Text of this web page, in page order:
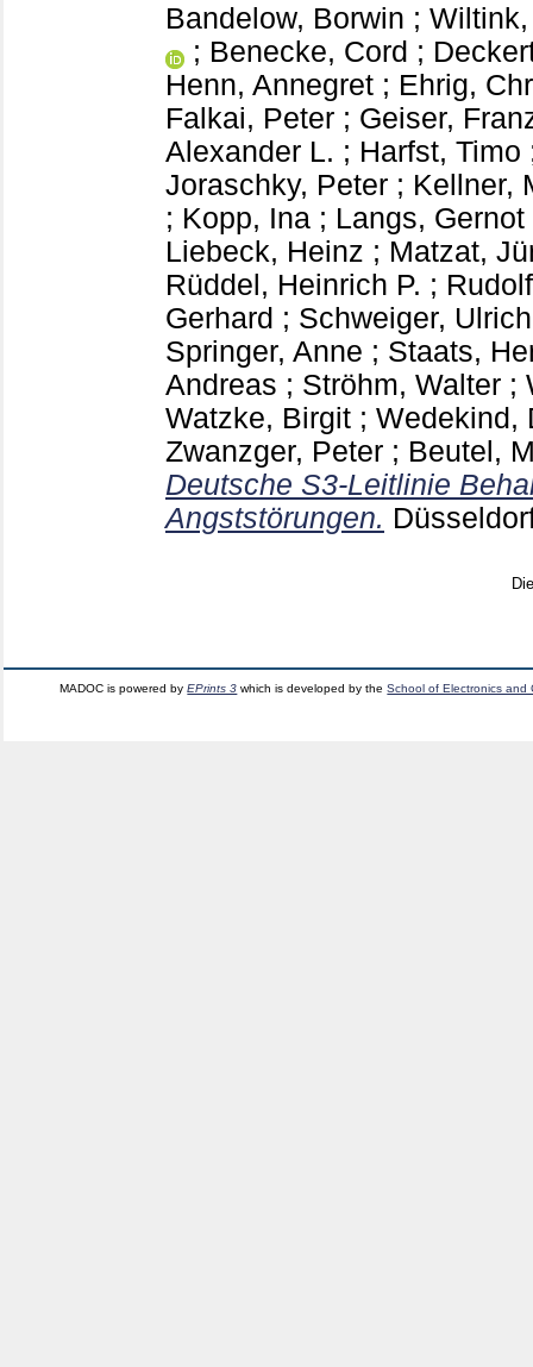
Bandelow, Borwin ;
; Benecke, Cord ;
Henn, Annegret ; Ehrig,
Falkai, Peter ; Geiser,
Alexander L. ; Harfst, Timo
Joraschky, Peter ; Kellner,
; Kopp, Ina ; Langs, Gernot
Liebeck, Heinz ; Matzat,
Rüddel, Heinrich P. ;
Gerhard ; Schweiger, Ulrich
Springer, Anne ; Staats,
Andreas ; Ströhm, Walter ;
Watzke, Birgit ; Wedekind,
Zwanzger, Peter ; Beutel,
Deutsche S3-Leitlinie
Angststörungen.
MADOC is powered byEPrints 3 which is developed by theSchool of Electronics and